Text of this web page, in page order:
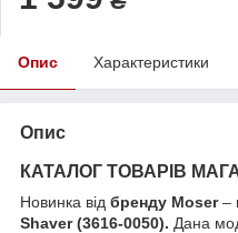
Опис Характеристики
Опис
КАТАЛОГ ТОВАРІВ
Новинка від бренду Moser–
Shaver (3616-0050). Дана